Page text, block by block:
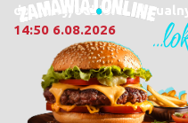
dostawy/odbioru.
14:50 6.08.2026